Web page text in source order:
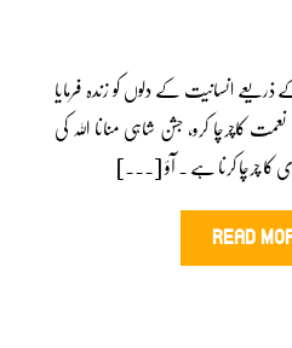
انسانیت کے دلوں کو زندہ فرمایا
کاچرچا کرو، جشن شاہی منانا اللہ کی
کا چرچا کرنا ہے ۔ آؤ [...]
READ